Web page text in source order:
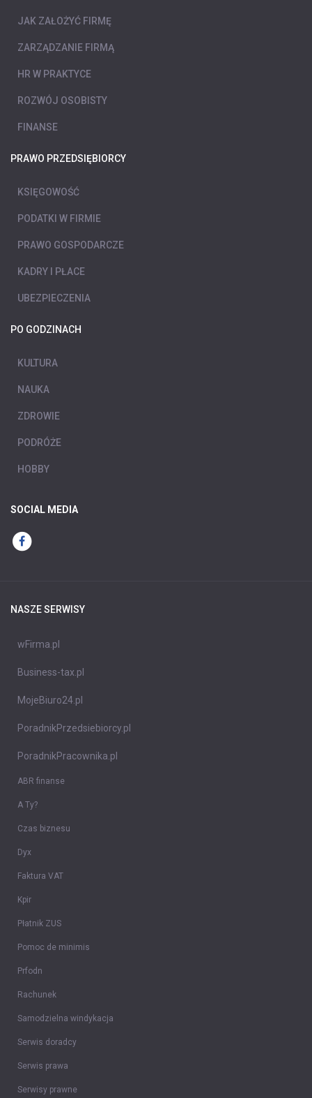
JAK ZAŁOŻYĆ FIRMĘ
ZARZĄDZANIE FIRMĄ
HR W PRAKTYCE
ROZWÓJ OSOBISTY
FINANSE
PRAWO PRZEDSIĘBIORCY
KSIĘGOWOŚĆ
PODATKI W FIRMIE
PRAWO GOSPODARCZE
KADRY I PŁACE
UBEZPIECZENIA
PO GODZINACH
KULTURA
NAUKA
ZDROWIE
PODRÓŻE
HOBBY
SOCIAL MEDIA
NASZE SERWISY
wFirma.pl
Business-tax.pl
MojeBiuro24.pl
PoradnikPrzedsiebiorcy.pl
PoradnikPracownika.pl
ABR finanse
A Ty?
Czas biznesu
Dyx
Faktura VAT
Kpir
Płatnik ZUS
Pomoc de minimis
Prfodn
Rachunek
Samodzielna windykacja
Serwis doradcy
Serwis prawa
Serwisy prawne